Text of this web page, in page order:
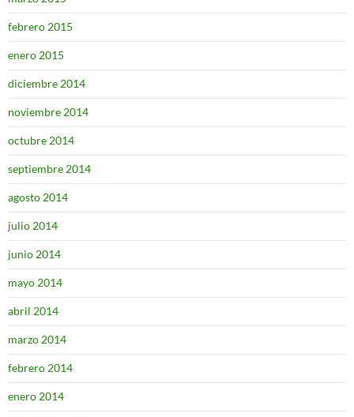
febrero 2015
enero 2015
diciembre 2014
noviembre 2014
octubre 2014
septiembre 2014
agosto 2014
julio 2014
junio 2014
mayo 2014
abril 2014
marzo 2014
febrero 2014
enero 2014